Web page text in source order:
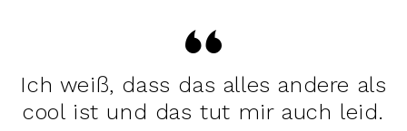
Ich weiß, dass das alles andere als
cool ist und das tut mir auch leid.